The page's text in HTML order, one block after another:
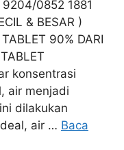
0852 1881
& BESAR )
90% DARI
konsentrasi
air menjadi
dilakukan
air … Baca